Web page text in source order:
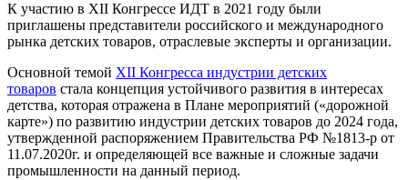
К участию в XII Конгрессе ИДТ в 2021 году были
приглашены представители российского и международного
рынка детских товаров, отраслевые эксперты и организации.
Основной темой XII Конгресса индустрии детских
товаров стала концепция устойчивого развития в интересах
детства, которая отражена в Плане мероприятий («дорожной
карте») по развитию индустрии детских товаров до 2024 года,
утвержденной распоряжением Правительства РФ №1813-р от
11.07.2020г. и определяющей все важные и сложные задачи
промышленности на данный период.